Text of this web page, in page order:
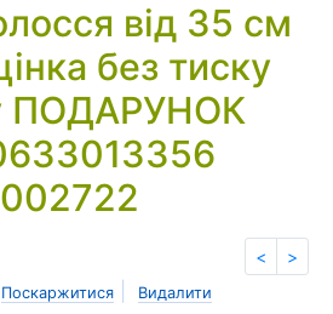
від 35 см
без тиску
ПОДАРУНОК
< >
Поскаржитися Видалити